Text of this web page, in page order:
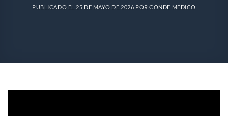
PUBLICADO EL 25 DE MAYO DE 2026 PORCONDE MEDICO